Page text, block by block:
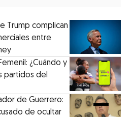
Trump complican
entre
¿Cuándo y
partidos del
de Guerrero:
de ocultar